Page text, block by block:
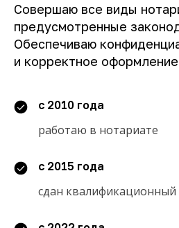
Совершаю все виды
предусмотренные
Обеспечиваю
и корректное
с 2010 года
работаю в нотариате
с 2015 года
сдан квалификационный